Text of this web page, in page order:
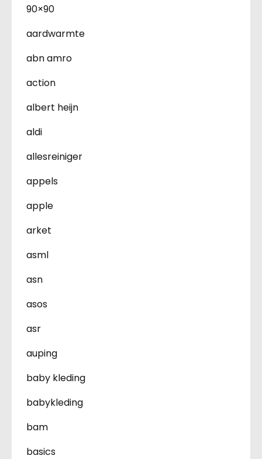
90×90
aardwarmte
abn amro
action
albert heijn
aldi
allesreiniger
appels
apple
arket
asml
asn
asos
asr
auping
baby kleding
babykleding
bam
basics